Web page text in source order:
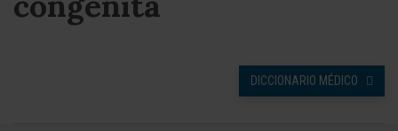
DICCIONARIO MÉDICO